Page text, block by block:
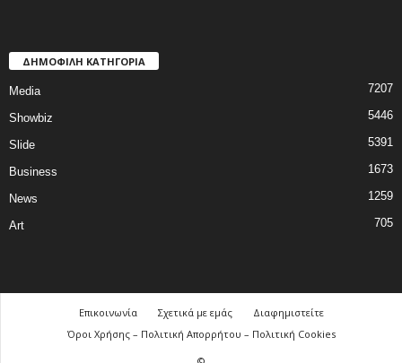
ΔΗΜΟΦΙΛΗ ΚΑΤΗΓΟΡΙΑ
Media 7207
Showbiz 5446
Slide 5391
Business 1673
News 1259
Art 705
Επικοινωνία Σχετικά με εμάς
Διαφημιστείτε
Όροι Χρήσης – Πολιτική Απορρήτου – Πολιτική Cookies